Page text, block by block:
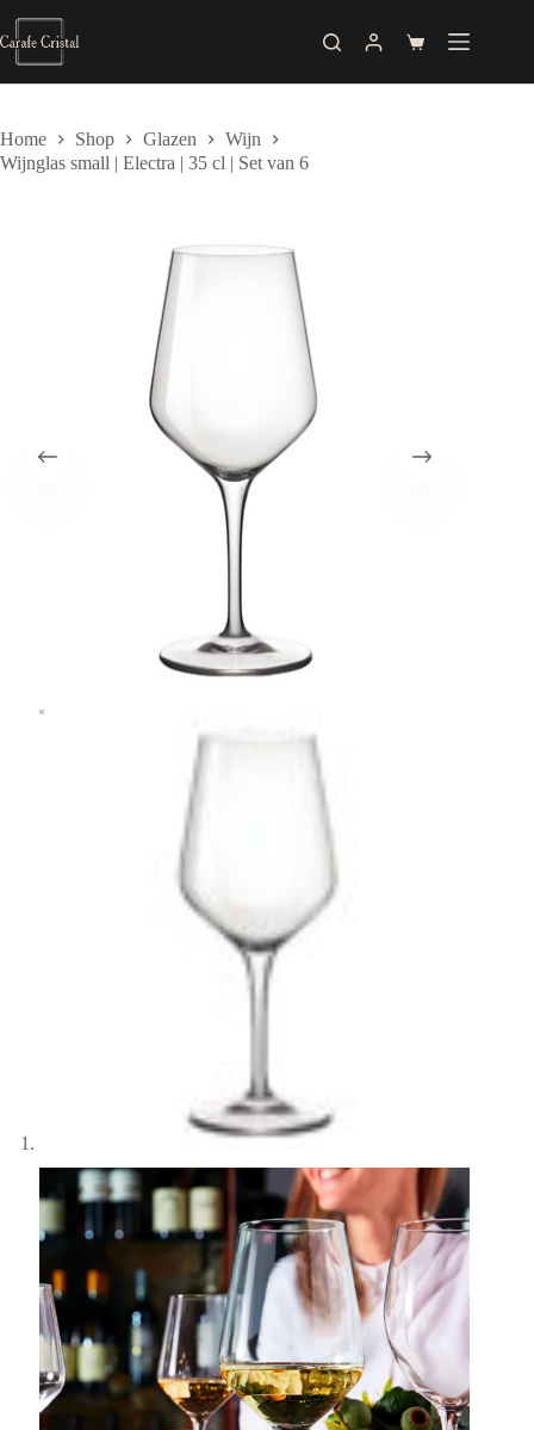
to
content
Shopping
Home Shop Glazen
Wijn
Wijnglas small | Electra | 35 cl | Set van 6